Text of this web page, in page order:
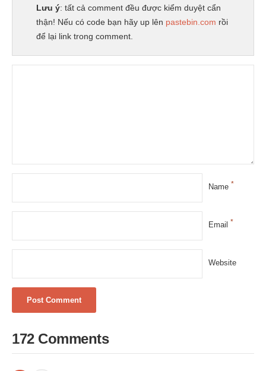
Lưu ý: tất cả comment đều được kiểm duyệt cẩn
thận! Nếu có code bạn hãy up lên pastebin.com rồi
để lại link trong comment.
Name *
Email *
Website
172 Comments